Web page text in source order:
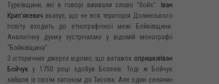
Турківщини, які в говорі вживали слово "бойє".
Іван
Крип'якевич вказує, що не вся територія Долинського
повіту входить до етнографічної межі Бойківщини.
Аналогічну думку зустрічаємо у відомій монографії
"Бойківщина".
З історичних джерел відомо, що ватажок опришків Іван
Бойчук у 1750 році здобув Болехів. Тоді ж Бойчук
зайшов із своїм загоном до Тисова. Але один селянин